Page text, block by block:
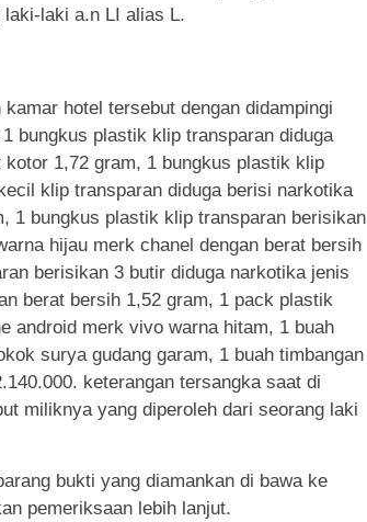
laki-laki a.n LI alias L.
hotel tersebut dengan didampingi
bungkus plastik klip transparan diduga
1,72 gram, 1 bungkus plastik klip
klip transparan diduga berisi narkotika
1 bungkus plastik klip transparan berisikan
hijau merk chanel dengan berat bersih
berisikan 3 butir diduga narkotika jenis
berat bersih 1,52 gram, 1 pack plastik
android merk vivo warna hitam, 1 buah
surya gudang garam, 1 buah timbangan
keterangan tersangka saat di
miliknya yang diperoleh dari seorang laki
bukti yang diamankan di bawa ke
pemeriksaan lebih lanjut.